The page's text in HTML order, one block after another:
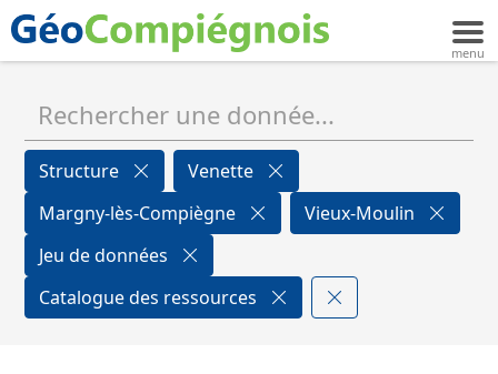
Structure
Venette
Margny-lès-Compiègne
Vieux-Moulin
Jeu de données
Catalogue des ressources